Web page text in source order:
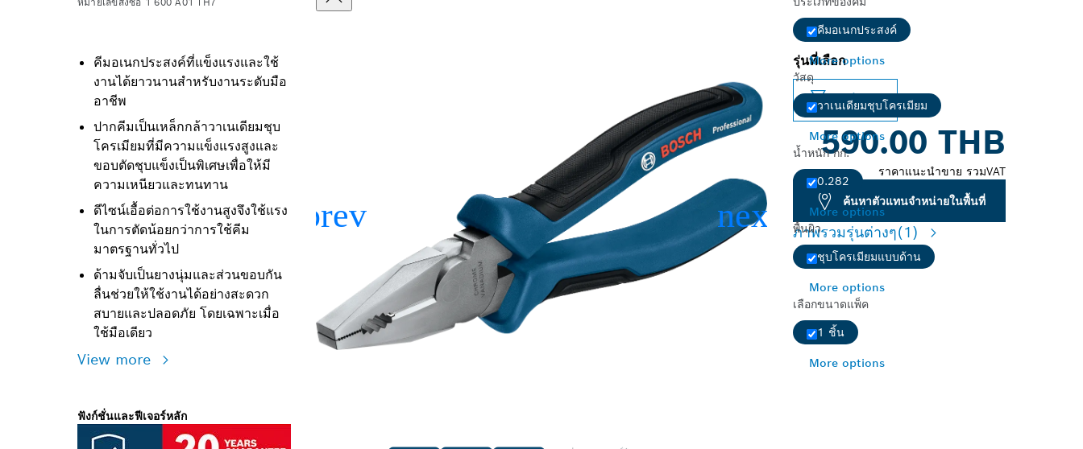
คีมอเนกประสงค์ที่แข็งแรงและใช้
งานได้ยาวนานสำหรับงานระดับมือ
อาชีพ
ปากคีมเป็นเหล็กกล้าวาเนเดียมชุบ
โครเมียมที่มีความแข็งแรงสูงและ
ขอบตัดชุบแข็งเป็นพิเศษเพื่อให้มี
ความเหนียวและทนทาน
ดีไซน์เอื้อต่อการใช้งานสูงจึงใช้แรง
ในการตัดน้อยกว่าการใช้คีม
มาตรฐานทั่วไป
ด้ามจับเป็นยางนุ่มและส่วนขอบกัน
ลื่นช่วยให้ใช้งานได้อย่างสะดวก
สบายและปลอดภัย โดยเฉพาะเมื่อ
ใช้มือเดียว
View more
ฟังก์ชั่นและฟีเจอร์หลัก
คีมอเนกประสงค์
More options
วัสดุ
วาเนเดียมชุบโครเมียม
More options
น้ำหนัก กก.
0.282
More options
พื้นผิว
ชุบโครเมียมแบบด้าน
More options
เลือกขนาดแพ็ค
1 ชิ้น
More options
รุ่นที่เลือก
เปลี่ยนรุ่น
590.00 THB
ราคาแนะนำขาย รวมVAT
ค้นหาตัวแทนจำหน่ายในพื้นที่
ภาพรวมรุ่นต่างๆ(1)